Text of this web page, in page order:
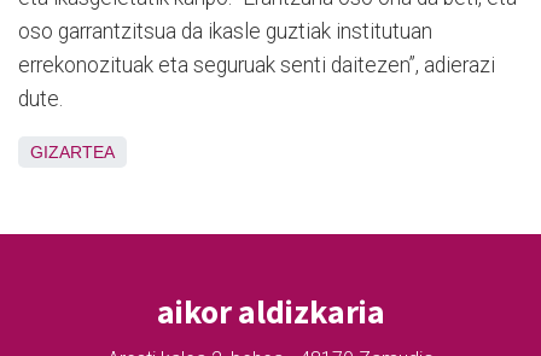
oso garrantzitsua da ikasle guztiak institutuan
errekonozituak eta seguruak senti daitezen”, adierazi
dute.
GIZARTEA
aikor aldizkaria